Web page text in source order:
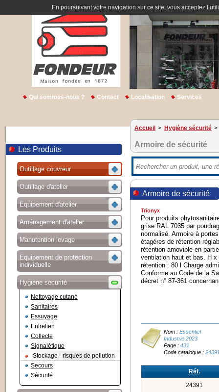
En poursuivant votre navigation sur ce site, vous acceptez
Qui sommes-nous ? Contact Localisation Services
Les Produits
Outillage couvreur
Outillage d'atelier
Equipement d'atelier
Aménagement d'atelier
Manutention levage
Equipement de protection
individuelle
Hygiène sécurité
Nettoyage cutané
Sanitaires
Essuyage
Entretien
Collecte
Signalétique
Stockage - risques de pollution
Secours
Sécurité
Accueil > Hygiène sécurité >
Armoire de sécurité
Armoire de sécurité
Trionyx
Pour produits
grise RAL 7035 par
normalisé. Armoire à
étagères de rétention
rétention amovible en
ventilation haut et bas. H
rétention : 80 l Charge
Conforme au Code de la
décret n° 87-361
Nom :Essentiel
Industrie 2023
Page :431
Code catalogue :
Réf.
24391